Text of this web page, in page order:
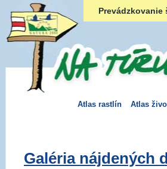
Prevádzkovanie
Atlas rastlín Atlas
Galéria nájdených